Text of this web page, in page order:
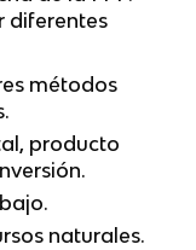
diferentes
métodos
producto
naturales.